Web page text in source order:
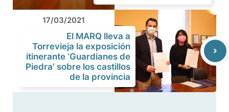
17/03/2021
El MARQ lleva a
Torrevieja la exposición
itinerante ‘Guardianes de
Piedra’ sobre los castillos
de la provincia